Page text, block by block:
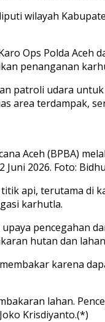
wilayah
Ops Polda
penanganan
patroli udara
area terdampak,
Aceh (BPBA)
2026. Foto:
api, terutama di
karhutla.
pencegahan
hutan dan
karena
lahan.
Krisdiyanto.(*)